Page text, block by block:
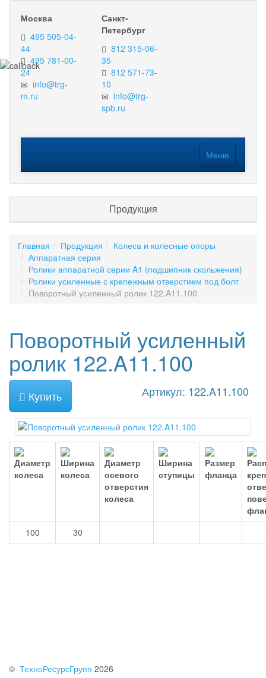
Москва
495 505-04-
44
495 781-00-
24
info@trg-
m.ru
Санкт-
Петербург
812 315-06-
35
812 571-73-
10
info@trg-
spb.ru
Меню
Продукция
Главная Продукция
Колеса и колесные опоры
Аппаратная серия
Ролики аппаратной серии A1 (подшипник скольжения)
Ролики усиленные с крепежным отверстием под болт
Поворотный усиленный ролик 122.A11.100
Поворотный усиленный
ролик 122.A11.100
Купить Артикул: 122.A11.100
100 30
© ТехноРесурсГрупп 2026